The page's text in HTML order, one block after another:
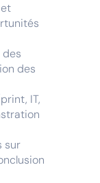
des
IT,
sur